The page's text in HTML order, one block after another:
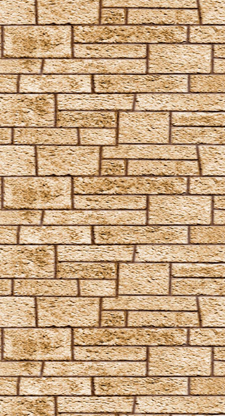
Mucus ad Nauseam
Mutatio Skullus
Obliviate
Obscuro
Oppugno
Orbis
Oscausi
Petrificus Totalus
Pfefferatem
Piertotum Locomotor
Prior Incantato
Priori Incantatem
Reductio
Reducto
Rictusempra
Schluck Schnecken
Sectumsempra
Serpensortia
Silencio
Stupor
Tarantallegra
Transmutations-Tortur
Ventus
Verdimillious
Wabbelbein-Fluch
Zunge-Fessel-Fluch
Heilzauber
Anapneo
Brackium Emendo
Eingeweide-Ausweide-Fluch
Enervate
Episkey
Ferula
Rennervate
Surgito
Vulnera Sanentur
Unverzeihliche Flüche
Avada Kedavra
Crucio
Imperio
Verteidigungszauber
Aqua Eructo
Arania Exumai
Arresto Momentum
Brachiabindo
Cave Inimicum
Confundo
Deletrius
Desillusio­nierungszauber
Duro
Emancipare
Entlifors
Expecto Patronum
Expelliarmus